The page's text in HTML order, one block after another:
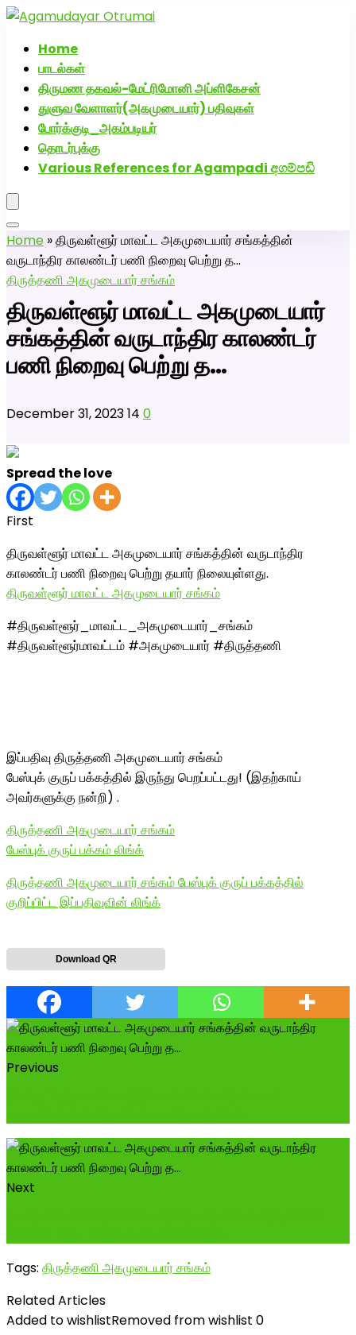
Home
பாடல்கள்
திருமண தகவல்-மேட்ரிமோனி அப்ளிகேசன்
துளுவ வேளாளர்(அகமுடையார்) பதிவுகள்
போர்க்குடி_அகம்படியர்
தொடர்புக்கு
Various References for Agampadi අගම්පඩි
Home »திருவள்ளூர் மாவட்ட அகமுடையார் சங்கத்தின்
வருடாந்திர காலண்டர் பணி நிறைவு பெற்று த…
திருத்தணி அகமுடையார் சங்கம்
திருவள்ளூர் மாவட்ட அகமுடையார்
சங்கத்தின் வருடாந்திர காலண்டர்
பணி நிறைவு பெற்று த…
December 31, 202314 0
Spread the love
First
திருவள்ளூர் மாவட்ட அகமுடையார் சங்கத்தின் வருடாந்திர
காலண்டர் பணி நிறைவு பெற்று தயார் நிலையுள்ளது.
திருவள்ளூர் மாவட்ட அகமுடையார் சங்கம்
#திருவள்ளூர்_மாவட்ட_அகமுடையார் _சங்கம்
#திருவள்ளூர்மாவட்டம் #அகமுடையார் #திருத்தணி
இப்பதிவு திருத்தணி அகமுடையார் சங்கம்
பேஸ்புக் குருப் பக்கத்தில் இருந்து பெறப்பட்டது! (இதற்காய்
அவர்களுக்கு நன்றி) .
திருத்தணி அகமுடையார் சங்கம்
பேஸ்புக் குருப் பக்கம் லிங்க்
திருத்தணி அகமுடையார் சங்கம் பேஸ்புக் குருப் பக்கத்தில்
குறிப்பிட்ட இப்பதிவுவின் லிங்க்
Download QR
Previous
Next
Tags: திருத்தணி அகமுடையார் சங்கம்
Related Articles
Added to wishlistRemoved from wishlist 0
அகமுடையார் திருமண வரன்களுக்கு அகமுடையார்மேட்ரி-